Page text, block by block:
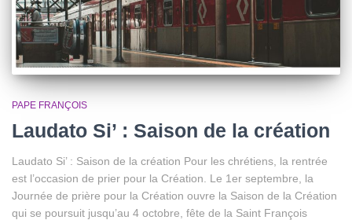
PAPE FRANÇOIS
Laudato Si’ : Saison de la création
Laudato Si’ : Saison de la création Pour les chrétiens, la rentrée
est l’occasion de prier pour la Création. Le 1er septembre, la
Journée de prière pour la Création ouvre la Saison de la Création
qui se poursuit jusqu’au 4 octobre, fête de la Saint François